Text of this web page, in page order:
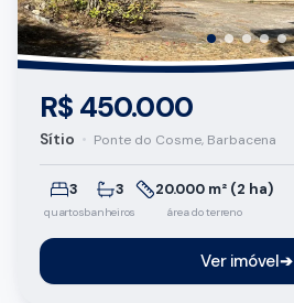
R$ 450.000
Sítio • Ponte do Cosme, Barbacena
3
quartos
3
banheiros
20.000 m² (2 ha)
área do terreno
Ver imóvel➔